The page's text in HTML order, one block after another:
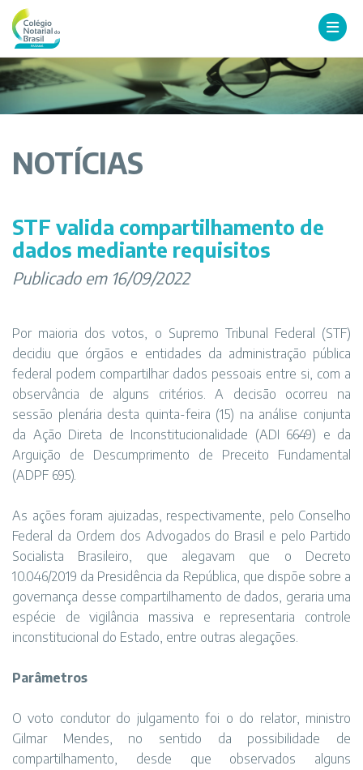
NOTÍCIAS
STF valida compartilhamento de
dados mediante requisitos
Publicado em 16/09/2022
Por maioria dos votos, o Supremo Tribunal Federal (STF)
decidiu que órgãos e entidades da administração pública
federal podem compartilhar dados pessoais entre si, com a
observância de alguns critérios. A decisão ocorreu na
sessão plenária desta quinta-feira (15) na análise conjunta
da Ação Direta de Inconstitucionalidade (ADI 6649) e da
Arguição de Descumprimento de Preceito Fundamental
(ADPF 695).
As ações foram ajuizadas, respectivamente, pelo Conselho
Federal da Ordem dos Advogados do Brasil e pelo Partido
Socialista Brasileiro, que alegavam que o Decreto
10.046/2019 da Presidência da República, que dispõe sobre a
governança desse compartilhamento de dados, geraria uma
espécie de vigilância massiva e representaria controle
inconstitucional do Estado, entre outras alegações.
Parâmetros
O voto condutor do julgamento foi o do relator, ministro
Gilmar Mendes, no sentido da possibilidade de
compartilhamento, desde que observados alguns